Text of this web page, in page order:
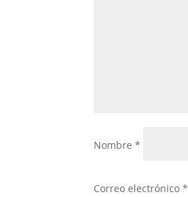
Nombre*
Correo electrónico*